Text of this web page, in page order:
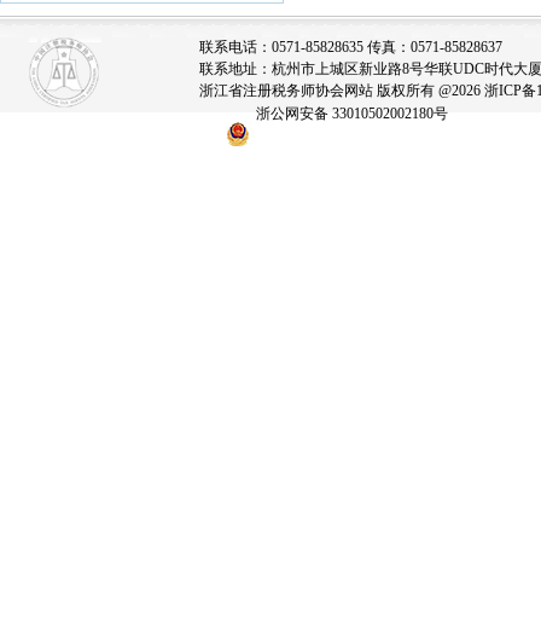
联系电话：0571-85828635 传真：0571-85828637
联系地址：杭州市上城区新业路8号华联UDC时代大
浙江省注册税务师协会网站 版权所有 @2026 浙ICP备
浙公网安备 33010502002180号